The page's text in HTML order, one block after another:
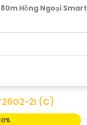
Hồng Ngoại Smart
2I (C)